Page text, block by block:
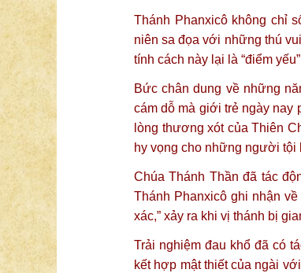
Thánh Phanxicô không chỉ
niên sa đọa với những thú
tính cách này lại là “điểm
Bức chân dung về những
cám dỗ mà giới trẻ ngày nay
lòng thương xót của Thiên
hy vọng cho những người tội
Chúa Thánh Thần đã tác
Thánh Phanxicô ghi nhận
xác,” xảy ra khi vị thánh bị
Trải nghiệm đau khổ đã có
kết hợp mật thiết của ngài